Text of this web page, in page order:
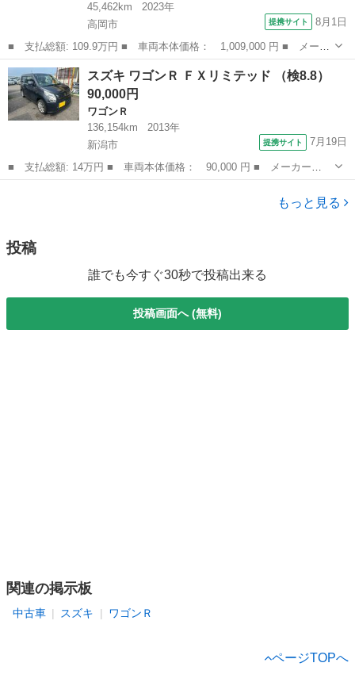
45,462km
2023年
高岡市
提携サイト 8月1日
■ 支払総額: 109.9万円 ■ 車両本体価格： 1,009,000 円 ■ メーカ
ー名： スズキ ■ 車種名： ワゴンＲスマイル ■ グレード名：
ハイブリッドＳ ナビ☆Ｂｌｕｅｔｏｏｔｈ☆試乗ＯＫ☆ ナビ☆Ｂ
ｌｕｅｔ...
富山 高岡市 スズキ
スズキ ワゴンＲ ＦＸリミテッド （検8.8）
90,000円
ワゴンＲ
136,154km
2013年
新潟市
提携サイト 7月19日
■ 支払総額: 14万円 ■ 車両本体価格： 90,000 円 ■ メーカー
名： スズキ ■ 車種名： ワゴンＲ ■ グレード名： ＦＸリミテ
ッド ■ 排気量： 660cc ■ ドア枚数： 5D ■ ミッション： CVT
もっと見る
投稿
誰でも今すぐ30秒で投稿出来る
投稿画面へ (無料)
関連の掲示板
中古車 スズキ ワゴンＲ
ページTOPへ